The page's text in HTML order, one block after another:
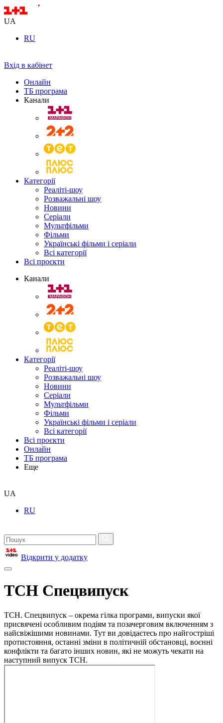
UA
RU
Вхід в кабінет
Онлайн
ТБ програма
Канали
Категорії
Реаліті-шоу
Розважальні шоу
Новини
Серіали
Мультфільми
Фільми
Українські фільми і серіали
Всі категорії
Всі проєкти
Канали
Категорії
Реаліті-шоу
Розважальні шоу
Новини
Серіали
Мультфільми
Фільми
Українські фільми і серіали
Всі категорії
Всі проєкти
Онлайн
ТБ програма
Еще
UA
RU
Відкрити у додатку
ТСН Спецвипуск
ТСН. Спецвипуск – окрема гілка програми, випуски якої
присвячені особливим подіям та позачерговим включенням з
найсвіжішими новинами. Тут ви довідаєтесь про найгостріші
протистояння, останні зміни в політичній обстановці, воєнні
конфлікти та багато інших новин, які не можуть чекати на
наступний випуск ТСН.